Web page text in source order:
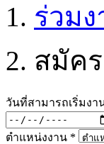
ร่วมง
สมัค
วันที่สามารถเริ่มงา
ตำแหน่งงาน *